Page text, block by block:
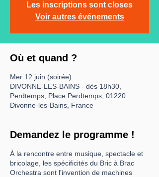
Les inscriptions sont closes
Voir autres événements
Où et quand ?
Mer 12 juin (soirée)
DIVONNE-LES-BAINS - dès 18h30,
Perdtemps, Place Perdtemps, 01220
Divonne-les-Bains, France
Demandez le programme !
À la rencontre entre musique, spectacle et
bricolage, les spécificités du Bric à Brac
Orchestra sont l'invention de machines